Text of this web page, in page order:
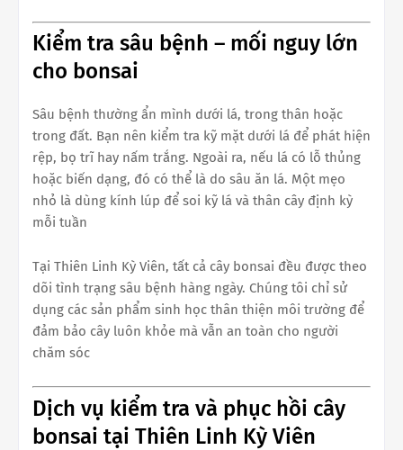
Kiểm tra sâu bệnh – mối nguy lớn
cho bonsai
Sâu bệnh thường ẩn mình dưới lá, trong thân hoặc
trong đất. Bạn nên kiểm tra kỹ mặt dưới lá để phát hiện
rệp, bọ trĩ hay nấm trắng. Ngoài ra, nếu lá có lỗ thủng
hoặc biến dạng, đó có thể là do sâu ăn lá. Một mẹo
nhỏ là dùng kính lúp để soi kỹ lá và thân cây định kỳ
mỗi tuần
Tại Thiên Linh Kỳ Viên, tất cả cây bonsai đều được theo
dõi tình trạng sâu bệnh hàng ngày. Chúng tôi chỉ sử
dụng các sản phẩm sinh học thân thiện môi trường để
đảm bảo cây luôn khỏe mà vẫn an toàn cho người
chăm sóc
Dịch vụ kiểm tra và phục hồi cây
bonsai tại Thiên Linh Kỳ Viên